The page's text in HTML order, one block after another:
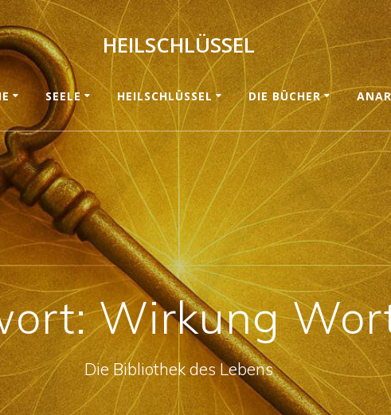
HEILSCHLÜSSEL
SEELE HEILSCHLÜSSEL DIE BÜCHER
Wirkung
Die Bibliothek des Lebens